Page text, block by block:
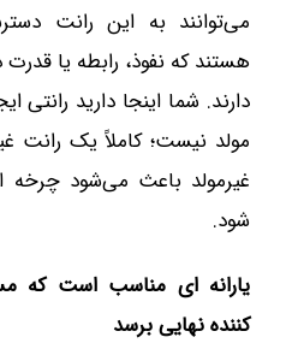
می‌توانند به این رانت
هستند که نفوذ، رابطه یا
دارند. شما اینجا دارید رانتی
مولد نیست؛ کاملاً یک رانت
غیرمولد باعث می‌شود
شود.
یارانه ای مناسب است که
کننده نهایی برسد